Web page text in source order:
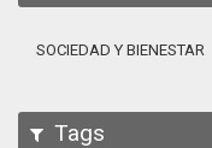
SOCIEDAD Y BIENESTAR
Tags